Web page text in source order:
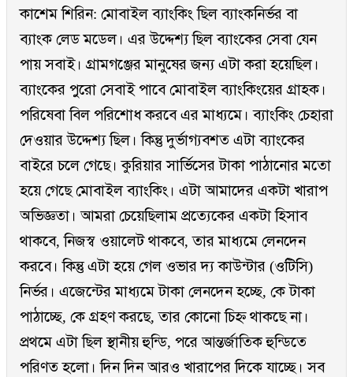
কাশেম শিরিন: মোবাইল ব্যাংকিং ছিল ব্যাংকনির্ভর বা
ব্যাংক লেড মডেল। এর উদ্দেশ্য ছিল ব্যাংকের সেবা যেন
পায় সবাই। গ্রামগঞ্জের মানুষের জন্য এটা করা হয়েছিল।
ব্যাংকের পুরো সেবাই পাবে মোবাইল ব্যাংকিংয়ের গ্রাহক।
পরিষেবা বিল পরিশোধ করবে এর মাধ্যমে। ব্যাংকিং চেহারা
দেওয়ার উদ্দেশ্য ছিল। কিন্তু দুর্ভাগ্যবশত এটা ব্যাংকের
বাইরে চলে গেছে। কুরিয়ার সার্ভিসের টাকা পাঠানোর মতো
হয়ে গেছে মোবাইল ব্যাংকিং। এটা আমাদের একটা খারাপ
অভিজ্ঞতা। আমরা চেয়েছিলাম প্রত্যেকের একটা হিসাব
থাকবে, নিজস্ব ওয়ালেট থাকবে, তার মাধ্যমে লেনদেন
করবে। কিন্তু এটা হয়ে গেল ওভার দ্য কাউন্টার (ওটিসি)
নির্ভর। এজেন্টের মাধ্যমে টাকা লেনদেন হচ্ছে, কে টাকা
পাঠাচ্ছে, কে গ্রহণ করছে, তার কোনো চিহ্ন থাকছে না।
প্রথমে এটা ছিল স্থানীয় হুন্ডি, পরে আন্তর্জাতিক হুন্ডিতে
পরিণত হলো। দিন দিন আরও খারাপের দিকে যাচ্ছে। সব